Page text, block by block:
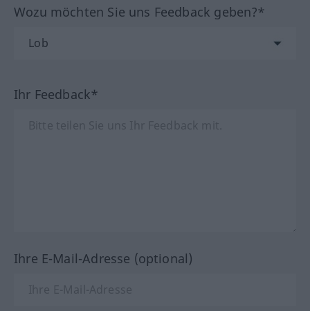
Wozu möchten Sie uns Feedback geben?*
Ihr Feedback*
Ihre E-Mail-Adresse (optional)